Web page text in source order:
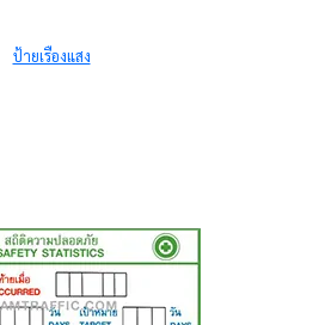
ป้ายเรืองแสง